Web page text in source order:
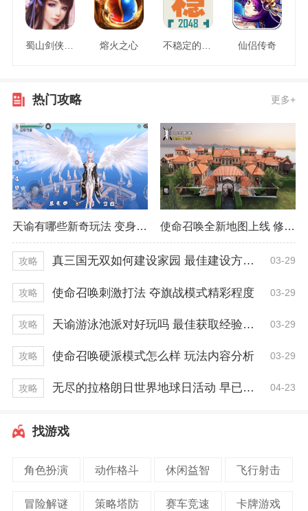
蜀山剑侠情缘 熔火之心 不稳定的2048 仙侣传奇
热门攻略 更多+
天谕有哪些新奇玩法 变身雾灵获取小技巧 使命召唤全新地图上线 修道院详细打法
攻略 真三国无双如何建设家园 最佳建设方式推荐 03-29
攻略 使命召唤刺激打法 夺旗战模式精彩程度 03-29
攻略 天谕游泳池派对好玩吗 最佳获取经验技巧 03-29
攻略 使命召唤硬派模式怎么样 玩法内容分析 03-29
攻略 无尽的拉格朗日世界地球日活动 早已开启一周！ 04-23
找游戏
角色扮演 动作格斗 休闲益智 飞行射击
冒险解谜 策略塔防 赛车竞速 卡牌游戏